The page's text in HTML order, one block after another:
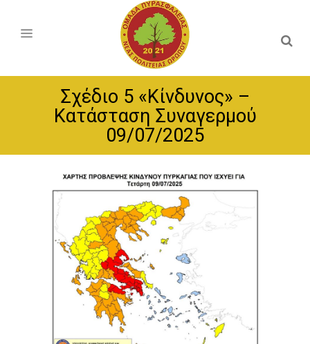
Σχέδιο 5 «Κίνδυνος» –
Κατάσταση Συναγερμού
09/07/2025